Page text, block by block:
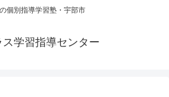
個別指導学習塾・宇部市
ス学習指導センター